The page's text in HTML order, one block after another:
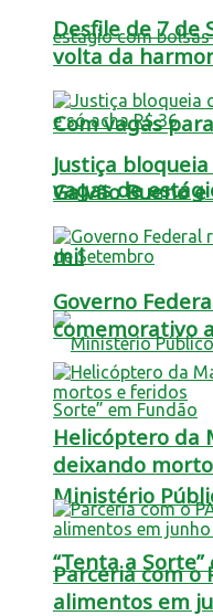
Com vagas
vagas de
mil
Ministério
“Tenta a
Desfile de 7 de
volta da
Justiça
Galvão Bueno
Governo
comemorativo
Helicóptero da
deixando
Parceria com o
alimentos em